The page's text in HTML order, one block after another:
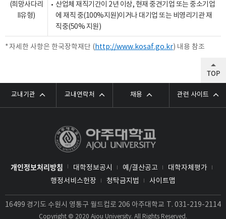
(희망사다리
Ⅱ유형)
산업체 재직기간이 2년 이상, 현재 중견기업 또는 중소기업
에 재직 중(100%지원)이거나 대기업 또는 비영리기관 재
직중(50% 지원)
자세한 사항은 한국장학재단 ( http://www.kosaf.go.kr) 내용 참조
교내기관 교내연락처 채용 관련 사이트
개인정보처리방침 대학정보공시 예/결산공고
대학자체평가
행정서비스헌장
청탁금지법 사이트맵
16499 경기도 수원시 영통구 월드컵로 206 아주대학교 T. 031-219-2114
Copyright © 2020 Ajou University. All Rights Reserved.
TOP